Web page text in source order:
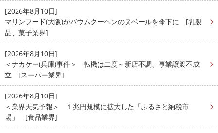
[2026年8月10日]
マリンフード(大阪)がバウムクーヘンのヌベールを傘下に [乳製
品、菓子業界]
[2026年8月10日]
＜ナカケー(兵庫)事件＞ 転機は二度～新店不調、事業譲渡不成
立 [スーパー業界]
[2026年8月10日]
＜業界天気予報＞ １兆円規模に拡大した「ふるさと納税市
場」 [食品業界]